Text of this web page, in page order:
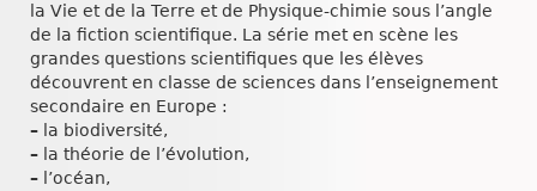
la Vie et de la Terre et de Physique-chimie sous l’angle
de la fiction scientifique. La série met en scène les
grandes questions scientifiques que les élèves
découvrent en classe de sciences dans l’enseignement
secondaire en Europe :
– la biodiversité,
– la théorie de l’évolution,
– l’océan,